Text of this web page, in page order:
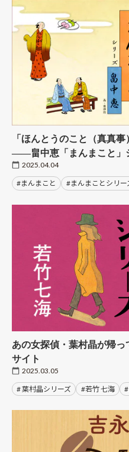
「ほんとうのこと（真真
――畠中恵「まんまこと」
2025.04.04
#まんまこと #まんまことシリー
あの女探偵・葉村晶が帰
サイト
2025.03.05
# 葉村晶シリーズ #若竹 七海